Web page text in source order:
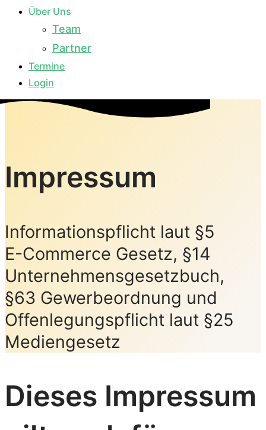
Über Uns
Team
Partner
Termine
Login
Impressum
Informationspflicht laut §5
E-Commerce Gesetz, §14
Unternehmensgesetzbuch,
§63 Gewerbeordnung und
Offenlegungspflicht laut §25
Mediengesetz
Dieses Impressum